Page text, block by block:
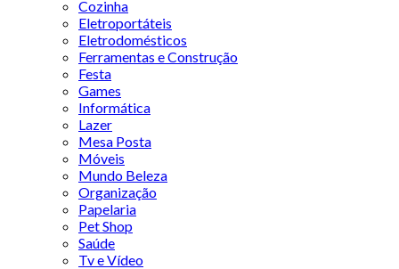
Cozinha
Eletroportáteis
Eletrodomésticos
Ferramentas e Construção
Festa
Games
Informática
Lazer
Mesa Posta
Móveis
Mundo Beleza
Organização
Papelaria
Pet Shop
Saúde
Tv e Vídeo